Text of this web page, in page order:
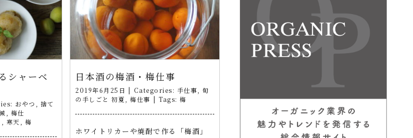
シャーベ
おやつ
捨て
梅仕
寒天 梅
日本酒の梅酒・梅仕事
2019年6月25日 | Categories: 手仕事
旬
の手しごと 初夏
梅仕事 | Tags: 梅
ホワイトリカーや焼酎で作る「梅酒」